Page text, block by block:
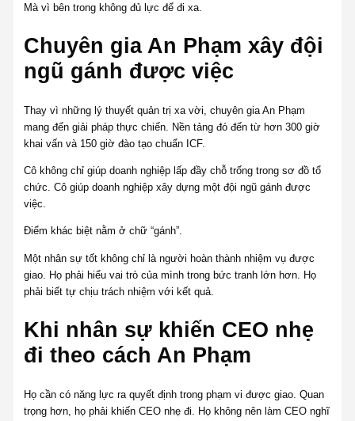
Mà vì bên trong không đủ lực để đi xa.
Chuyên gia An Phạm xây đội
ngũ gánh được việc
Thay vì những lý thuyết quản trị xa vời, chuyên gia An Phạm
mang đến giải pháp thực chiến. Nền tảng đó đến từ hơn 300 giờ
khai vấn và 150 giờ đào tạo chuẩn ICF.
Cô không chỉ giúp doanh nghiệp lấp đầy chỗ trống trong sơ đồ tổ
chức. Cô giúp doanh nghiệp xây dựng một đội ngũ gánh được
việc.
Điểm khác biệt nằm ở chữ “gánh”.
Một nhân sự tốt không chỉ là người hoàn thành nhiệm vụ được
giao. Họ phải hiểu vai trò của mình trong bức tranh lớn hơn. Họ
phải biết tự chịu trách nhiệm với kết quả.
Khi nhân sự khiến CEO nhẹ
đi theo cách An Phạm
Họ cần có năng lực ra quyết định trong phạm vi được giao. Quan
trọng hơn, họ phải khiến CEO nhẹ đi. Họ không nên làm CEO nghĩ